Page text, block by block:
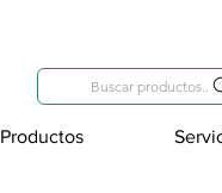
Buscar productos..
Productos